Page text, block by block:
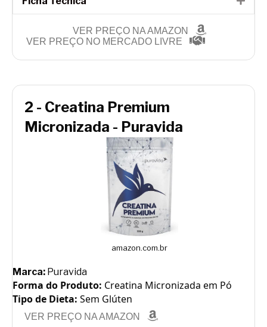
VER PREÇO NA AMAZON
VER PREÇO NO MERCADO LIVRE
2 - Creatina Premium
Micronizada - Puravida
amazon.com.br
Marca: Puravida
Forma do Produto: Creatina Micronizada em Pó
Tipo de Dieta: Sem Glúten
VER PREÇO NA AMAZON